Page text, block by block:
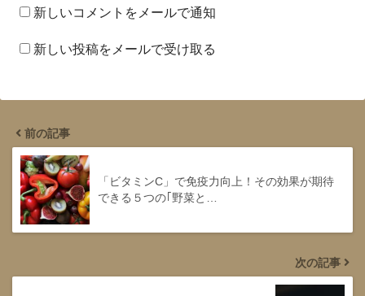
新しいコメントをメールで通知
新しい投稿をメールで受け取る
前の記事
「ビタミンC」で免疫力向上！その効果が期待
できる５つの｢野菜と…
次の記事